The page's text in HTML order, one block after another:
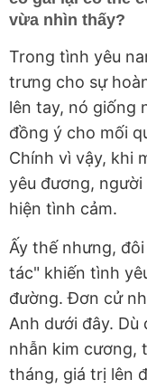
vừa nhìn thấy?
Trong tình yêu
trưng cho sự
lên tay, nó giống
đồng ý cho mối
Chính vì vậy, khi
yêu đương,
hiện tình cảm.
Ấy thế nhưng,
tác" khiến tình
đường. Đơn cử
Anh dưới đây. Dù
nhẫn kim cương,
tháng, giá trị lên